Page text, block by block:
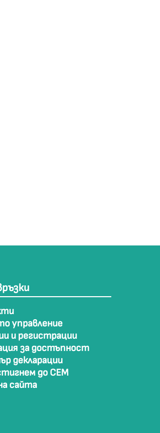
управление
и регистрации
за достъпност
декларации
до СЕМ
сайта